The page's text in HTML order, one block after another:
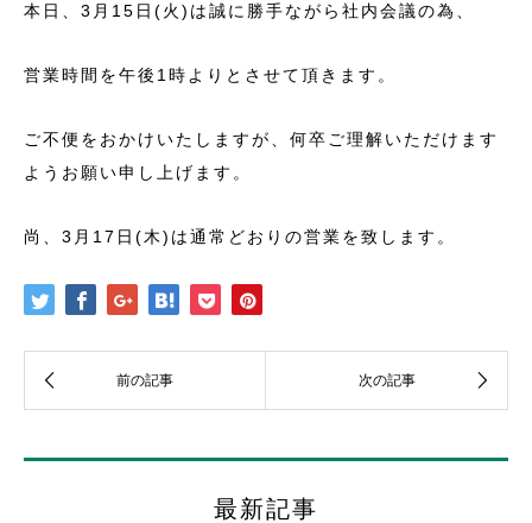
本日、3月15日(火)は誠に勝手ながら社内会議の為、
営業時間を午後1時よりとさせて頂きます。
ご不便をおかけいたしますが、何卒ご理解いただけます
ようお願い申し上げます。
尚、3月17日(木)は通常どおりの営業を致します。
最新記事